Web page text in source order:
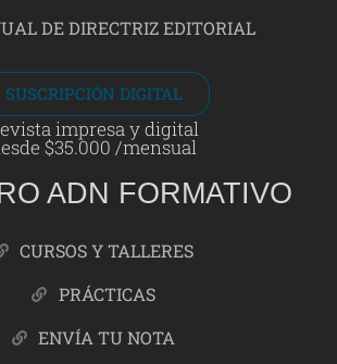
DE DIRECTRIZ EDITORIAL
SUSCRIPCIÓN DIGITAL
impresa y digital
$35.000 /mensual
ADN FORMATIVO
CURSOS Y TALLERES
PRÁCTICAS
ENVÍA TU NOTA